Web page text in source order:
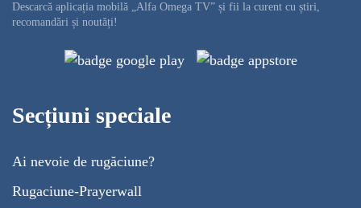
Descarcă aplicația mobilă „Alfa Omega TV” și fii la curent cu știri,
recomandări și noutăți!
Secțiuni speciale
Ai nevoie de rugăciune?
Rugaciune-Prayerwall